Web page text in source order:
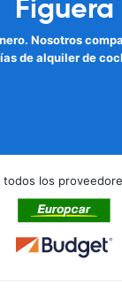
Figuera
Nosotros
de alquiler de
todos los